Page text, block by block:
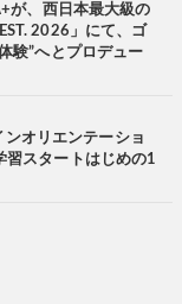
が、西日本最大級の
2026」にて、ゴ
験”へとプロデュー
ンオリエンテーショ
習スタートはじめの1